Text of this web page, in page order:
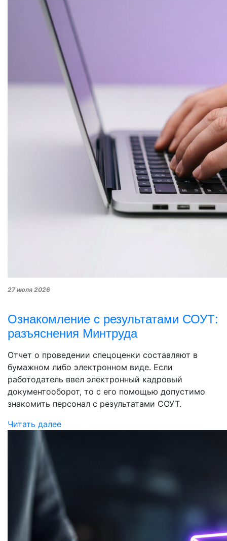
27 июля 2026
Ознакомление с результатами СОУТ:
разъяснения Минтруда
Отчет о проведении спецоценки составляют в
бумажном либо электронном виде. Если
работодатель ввел электронный кадровый
документооборот, то с его помощью допустимо
знакомить персонал с результатами СОУТ.
Читать далее